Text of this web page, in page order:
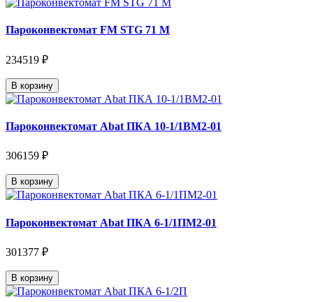
Пароконвектомат FM STG 71 M
234519 ₽
В корзину
Пароконвектомат Abat ПКА 10-1/1ВМ2-01
306159 ₽
В корзину
Пароконвектомат Abat ПКА 6-1/1ПМ2-01
301377 ₽
В корзину